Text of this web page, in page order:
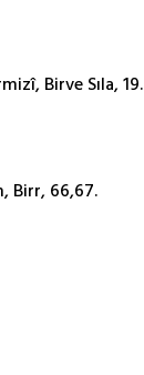
Birve Sıla, 19.
Birr, 66,67.